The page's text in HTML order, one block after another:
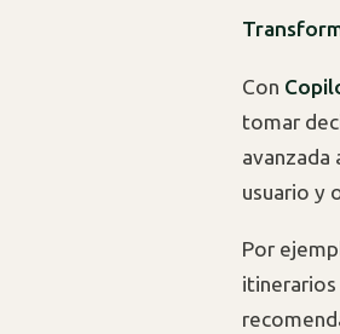
Con
tomar
avanzada
usuario y
Por